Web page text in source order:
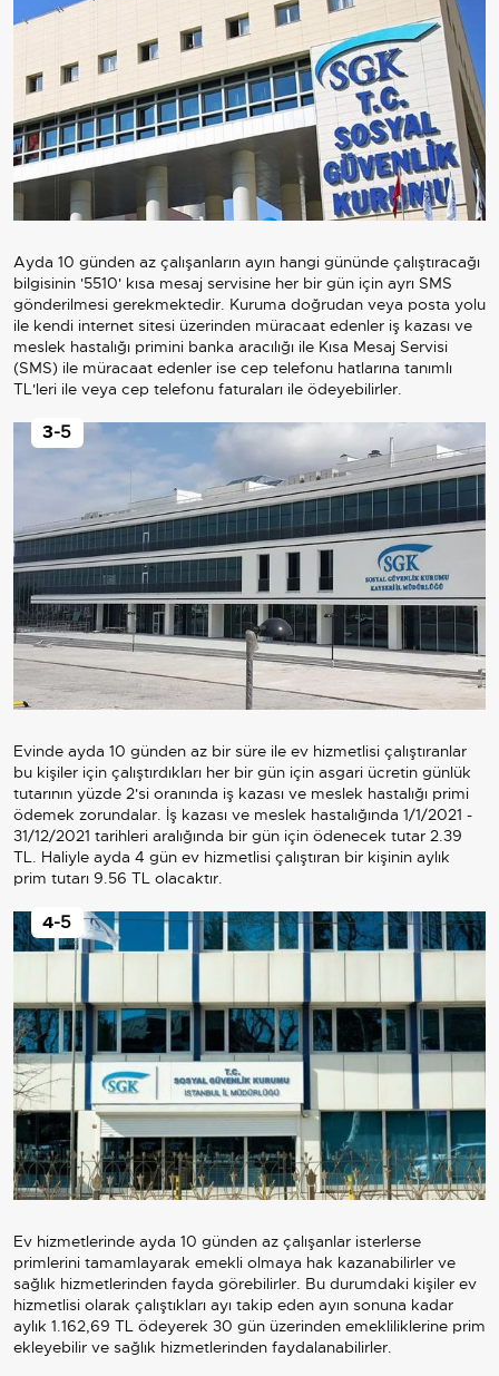
Ayda 10 günden az çalışanların ayın hangi gününde çalıştıracağı
bilgisinin '5510' kısa mesaj servisine her bir gün için ayrı SMS
gönderilmesi gerekmektedir. Kuruma doğrudan veya posta yolu
ile kendi internet sitesi üzerinden müracaat edenler iş kazası ve
meslek hastalığı primini banka aracılığı ile Kısa Mesaj Servisi
(SMS) ile müracaat edenler ise cep telefonu hatlarına tanımlı
TL'leri ile veya cep telefonu faturaları ile ödeyebilirler.
Evinde ayda 10 günden az bir süre ile ev hizmetlisi çalıştıranlar
bu kişiler için çalıştırdıkları her bir gün için asgari ücretin günlük
tutarının yüzde 2'si oranında iş kazası ve meslek hastalığı primi
ödemek zorundalar. İş kazası ve meslek hastalığında 1/1/2021 -
31/12/2021 tarihleri aralığında bir gün için ödenecek tutar 2.39
TL. Haliyle ayda 4 gün ev hizmetlisi çalıştıran bir kişinin aylık
prim tutarı 9.56 TL olacaktır.
3-5
Ev hizmetlerinde ayda 10 günden az çalışanlar isterlerse
primlerini tamamlayarak emekli olmaya hak kazanabilirler ve
sağlık hizmetlerinden fayda görebilirler. Bu durumdaki kişiler ev
hizmetlisi olarak çalıştıkları ayı takip eden ayın sonuna kadar
aylık 1.162,69 TL ödeyerek 30 gün üzerinden emekliliklerine prim
ekleyebilir ve sağlık hizmetlerinden faydalanabilirler.
4-5